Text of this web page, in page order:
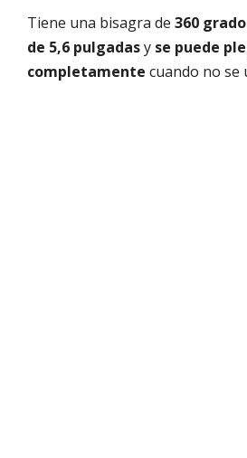
Tiene una bisagra de 360
de 5,6 pulgadasy se puede
completamente cuando no se